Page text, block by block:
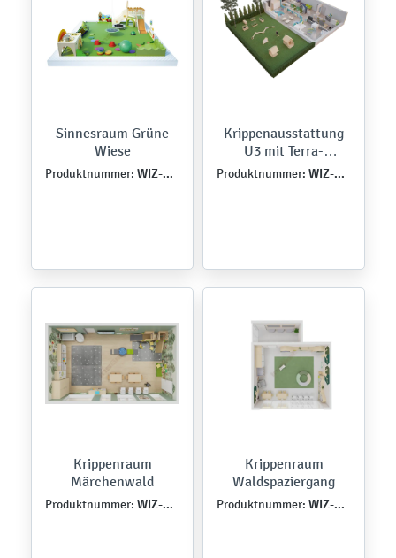
Sinnesraum Grüne
Wiese
Produktnummer: WIZ-PSI-MB-0003
Krippenausstattung
U3 mit Terra-
Spielplatz
Produktnummer: WIZ-ZLO-MB-0020
Krippenraum
Märchenwald
Produktnummer: WIZ-PRZ-MB-0016
Krippenraum
Waldspaziergang
Produktnummer: WIZ-PRZ-MB-0018